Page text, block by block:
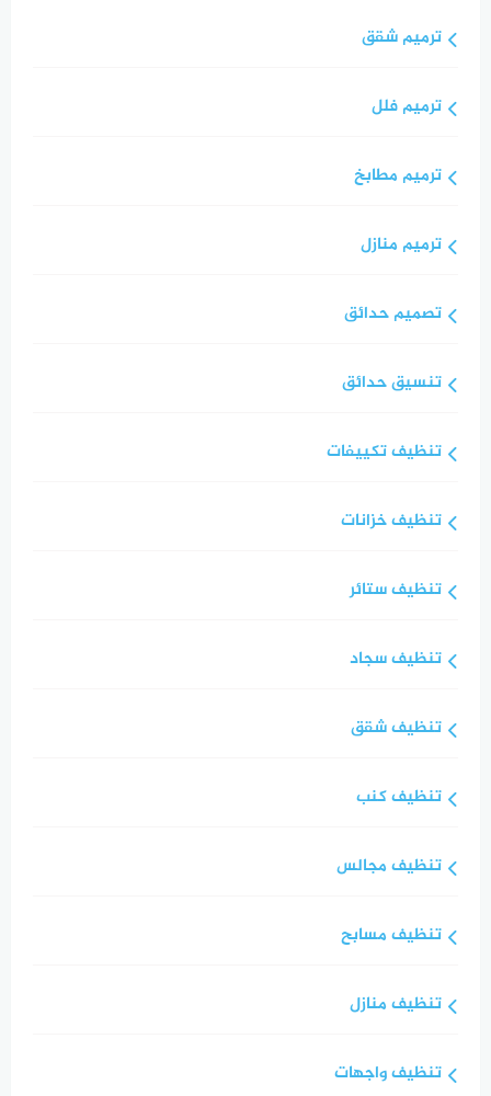
ترميم شقق
ترميم فلل
ترميم مطابخ
ترميم منازل
تصميم حدائق
تنسيق حدائق
تنظيف تكييفات
تنظيف خزانات
تنظيف ستائر
تنظيف سجاد
تنظيف شقق
تنظيف كنب
تنظيف مجالس
تنظيف مسابح
تنظيف منازل
تنظيف واجهات